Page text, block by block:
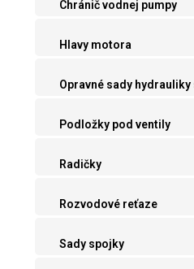
Chránič vodnej pumpy
Hlavy motora
Opravné sady
Podložky pod ventily
Radičky
Rozvodové reťaze
Sady spojky